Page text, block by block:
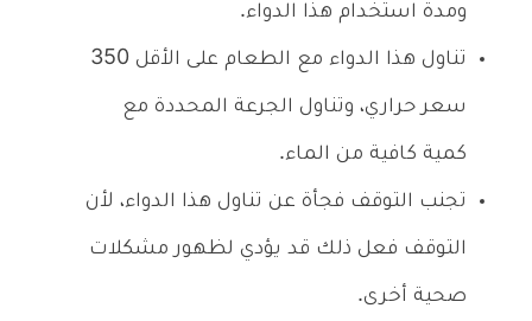
ومدة استخدام هذا الدواء.
تناول هذا الدواء مع الطعام على الأقل 350
سعر حراري، وتناول الجرعة المحددة مع
كمية كافية من الماء.
تجنب التوقف فجأة عن تناول هذا الدواء، لأن
التوقف فعل ذلك قد يؤدي لظهور مشكلات
صحية أخرى.